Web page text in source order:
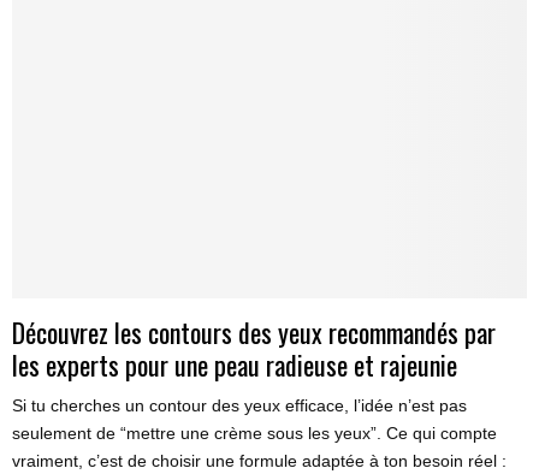
Découvrez les contours des yeux recommandés par
les experts pour une peau radieuse et rajeunie
Si tu cherches un contour des yeux efficace, l’idée n’est pas
seulement de “mettre une crème sous les yeux”. Ce qui compte
vraiment, c’est de choisir une formule adaptée à ton besoin réel :